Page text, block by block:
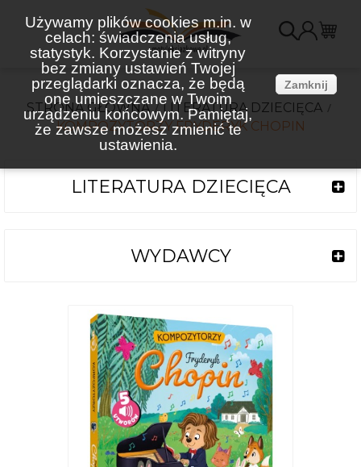
Używamy plików cookies m.in. w
celach: świadczenia usług,
statystyk. Korzystanie z witryny
bez zmiany ustawień Twojej
przeglądarki oznacza, że będą
one umieszczane w Twoim
urządzeniu końcowym. Pamiętaj,
że zawsze możesz zmienić te
ustawienia.
Zamknij
STRONA GŁÓWNA
LITERATURA DZIECIĘCA
KOMPOZYTORZY FRYDERYK CHOPIN
LITERATURA DZIECIĘCA
WYDAWCY